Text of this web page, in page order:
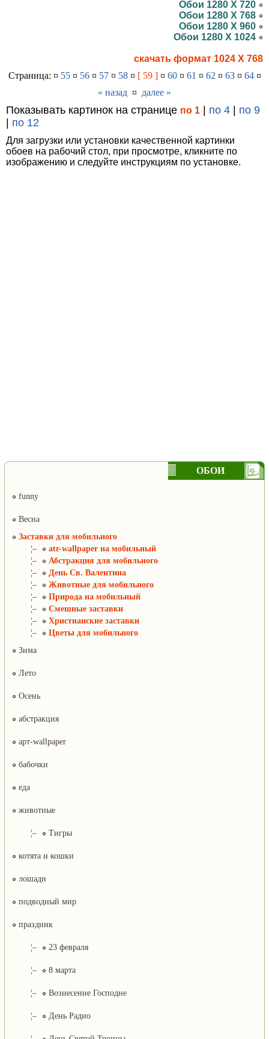
Обои 1280 X 720
Обои 1280 X 768
Обои 1280 X 960
Обои 1280 X 1024
скачать формат 1024 X 768
Страница: ¤ 55¤ 56¤ 57¤ 58¤ [ 59 ]¤ 60¤ 61 ¤ 62 ¤ 63¤ 64¤
« назад ¤ далее »
Показывать картинок на странице по 1 | по 4 | по 9
| по 12
Для загрузки или установки качественной картинки
обоев на рабочий стол, при просмотре, кликните по
изображению и следуйте инструкциям по установке.
ОБОИ
funny
Весна
Заставки для мобильного
¦–
atr-wallpaper на мобильный
¦–
Абстракция для мобильного
¦–
День Св. Валентина
¦–
Животные для мобильного
¦–
Природа на мобильный
¦–
Смешные заставки
¦–
Христианские заставки
¦–
Цветы для мобильного
Зима
Лето
Осень
абстракция
арт-wallpaper
бабочки
еда
животные
¦– Тигры
котята и кошки
лошади
подводный мир
праздник
¦– 23 февраля
¦– 8 марта
¦– Вознесение Господне
¦– День Радио